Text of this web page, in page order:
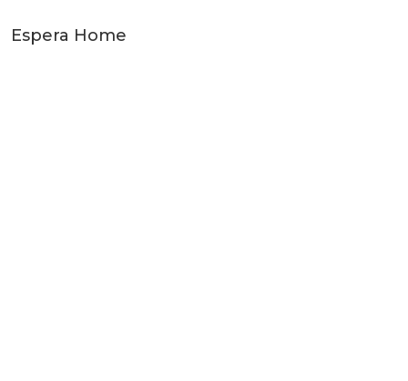
Espera Home